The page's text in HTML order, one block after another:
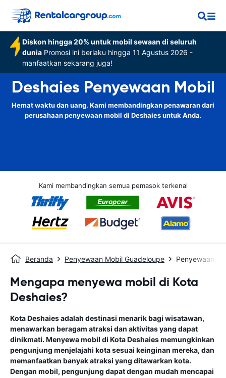
Diskon hingga 20% untuk mobil sewaan di seluruh
dunia Promosi ini berlaku hingga 11 Agustus 2026 -
manfaatkan sekarang juga!
Deshaies Penyewaan Mobil
Hemat waktu dan uang. Kami membandingkan penawaran dari
perusahaan penyewaan mobil di Deshaies untuk Anda.
Kami membandingkan semua pemasok terkenal
Beranda Penyewaan Mobil Guadeloupe Penyewaan
Mengapa menyewa mobil di Kota
Deshaies?
Kota Deshaies adalah destinasi menarik bagi wisatawan,
menawarkan beragam atraksi dan aktivitas yang dapat
dinikmati. Menyewa mobil di Kota Deshaies memungkinkan
pengunjung menjelajahi kota sesuai keinginan mereka, dan
memanfaatkan banyak atraksi yang ditawarkan kota.
Dengan mobil, pengunjung dapat dengan mudah mencapai